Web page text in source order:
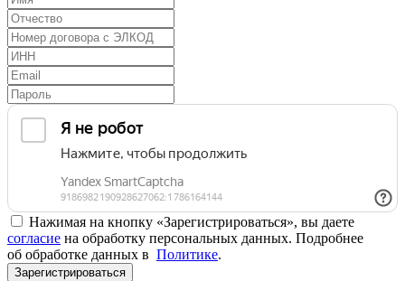
Нажимая на кнопку «Зарегистрироваться», вы даете
согласие на обработку персональных данных. Подробнее
об обработке данных в Политике.
Зарегистрироваться